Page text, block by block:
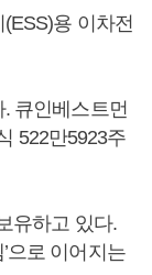
용 이차전
큐인베스트먼
522만5923주
유하고 있다.
로 이어지는